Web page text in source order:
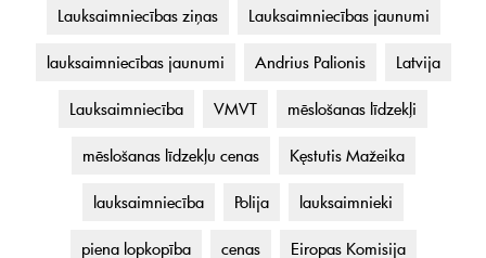
Lauksaimniecības ziņas Lauksaimniecības jaunumi
lauksaimniecības jaunumi Andrius Palionis Latvija
Lauksaimniecība VMVT mēslošanas līdzekļi
mēslošanas līdzekļu cenas Kęstutis Mažeika
lauksaimniecība Polija lauksaimnieki
piena lopkopība cenas Eiropas Komisija